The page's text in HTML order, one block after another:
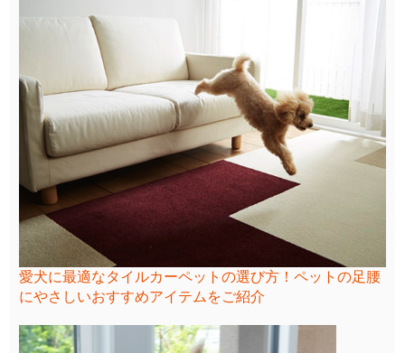
愛犬に最適なタイルカーペットの選び方！ペットの足腰
にやさしいおすすめアイテムをご紹介